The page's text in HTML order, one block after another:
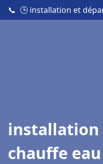
📞 🕒 installation et
installation
chauffe